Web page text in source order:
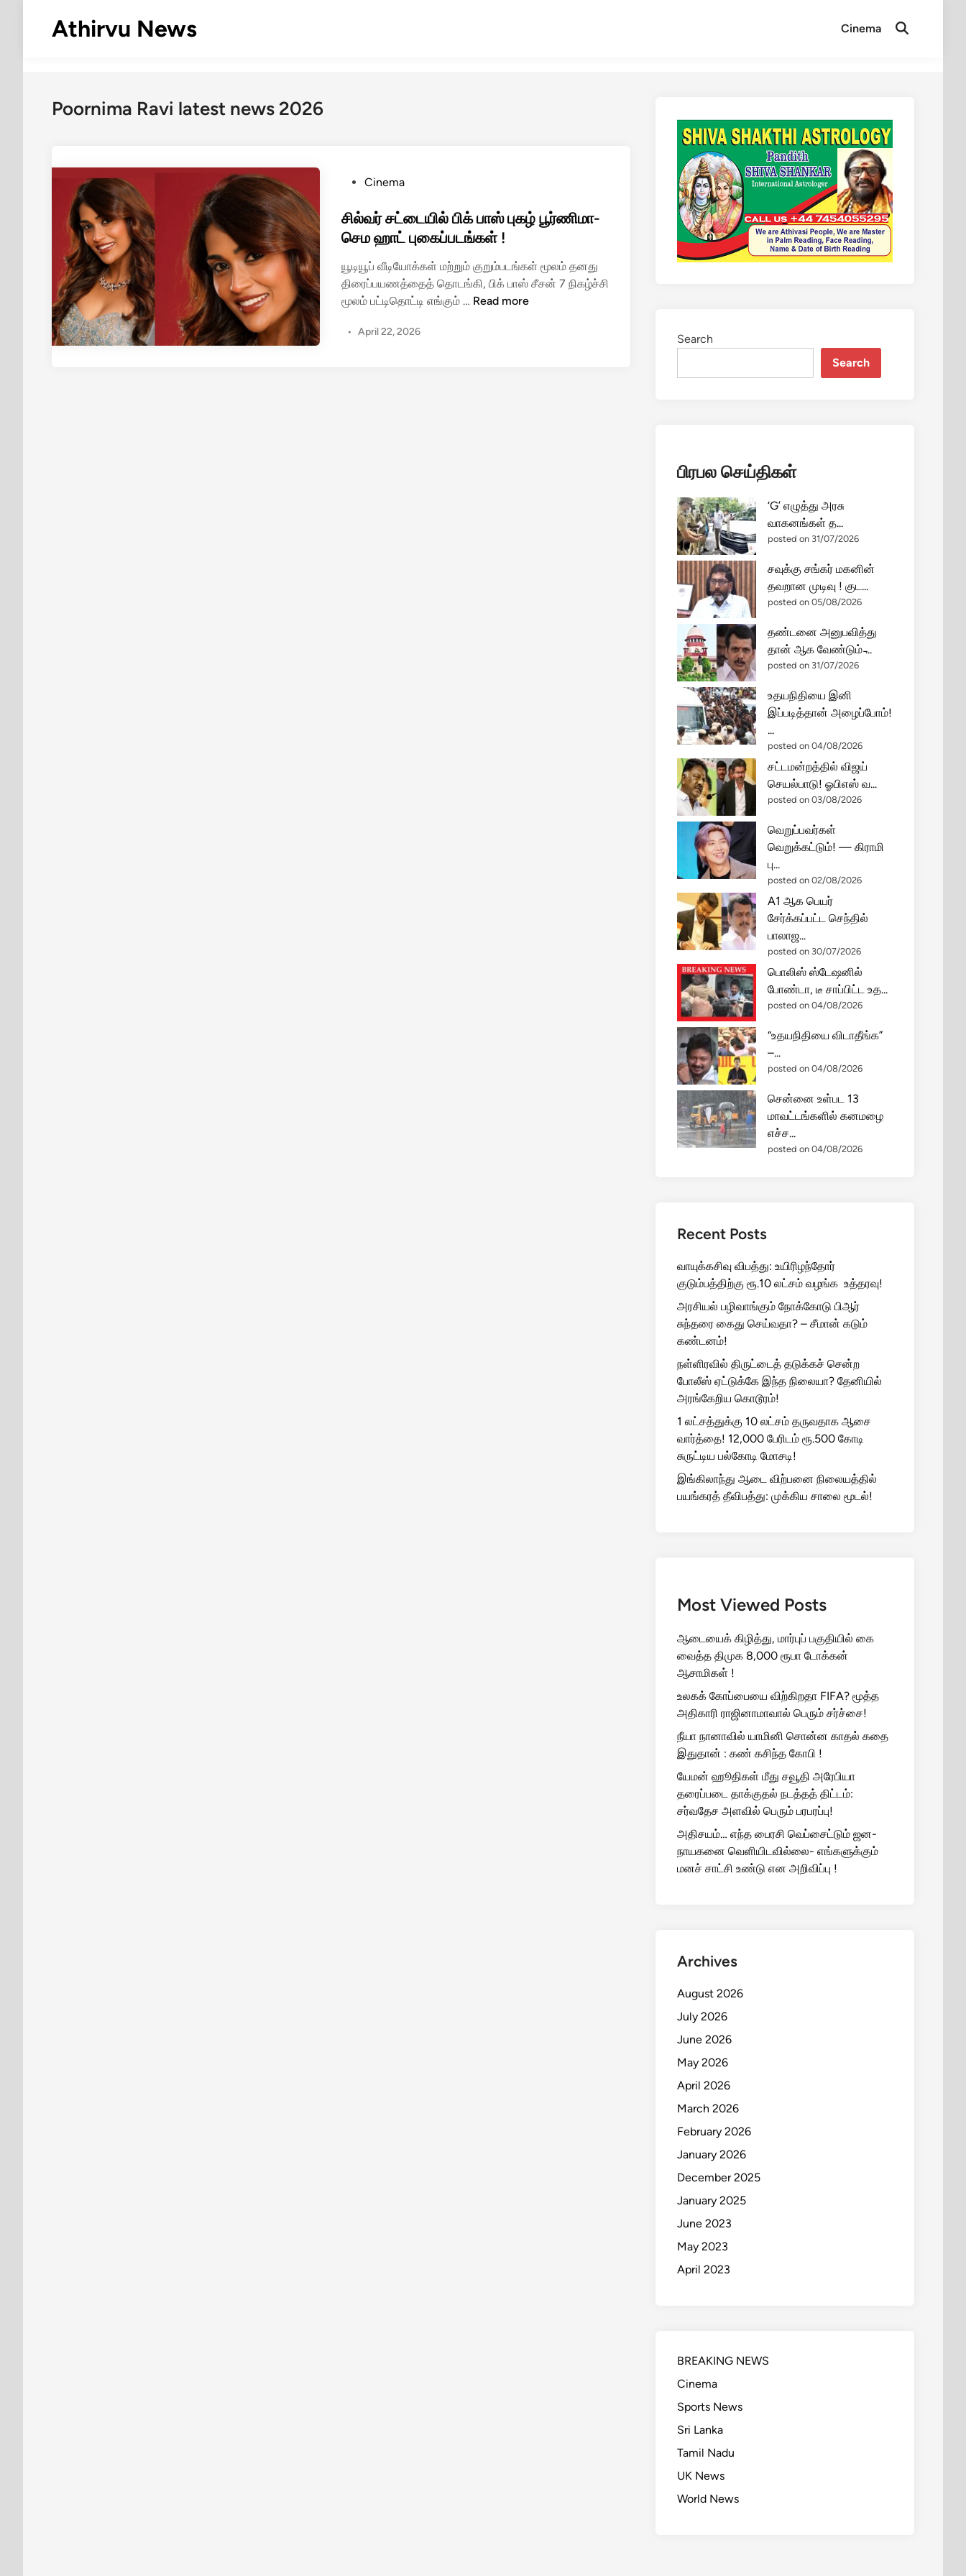
Athirvu News Cinema
Open
Poornima Ravi latest news 2026
s
t
d
i
n
Cinema
சில்வர் சட்டையில் பிக் பாஸ் புகழ் பூர்ணிமா-
செம ஹாட் புகைப்படங்கள் !
யூடியூப் வீடியோக்கள் மற்றும் குறும்படங்கள் மூலம் தனது
திரைப்பயணத்தைத் தொடங்கி, பிக் பாஸ் சீசன் 7 நிகழ்ச்சி
மூலம் பட்டிதொட்டி எங்கும் … சி
Read more
• April 22, 2026
Search
Search
பிரபல செய்திகள்
‘G’ எழுத்து அரசு
வாகனங்கள் த...
posted on 31/07/2026
சவுக்கு சங்கர் மகனின்
தவறான முடிவு ! குட...
posted on 05/08/2026
தண்டனை அனுபவித்து
தான் ஆக வேண்டும் ̵...
posted on 31/07/2026
உதயநிதியை இனி
இப்படித்தான் அழைப்போம்!
...
posted on 04/08/2026
சட்டமன்றத்தில் விஜய்
செயல்பாடு! ஓபிஎஸ் வ...
posted on 03/08/2026
வெறுப்பவர்கள்
வெறுக்கட்டும்! — கிராமி
பு...
posted on 02/08/2026
A1 ஆக பெயர்
சேர்க்கப்பட்ட செந்தில்
பாலாஜ...
posted on 30/07/2026
பொலிஸ் ஸ்டேஷனில்
போண்டா, டீ சாப்பிட்ட உத...
posted on 04/08/2026
“உதயநிதியை விடாதீங்க”
–...
posted on 04/08/2026
சென்னை உள்பட 13
மாவட்டங்களில் கனமழை
எச்ச...
posted on 04/08/2026
Recent Posts
வாயுக்கசிவு விபத்து: உயிரிழந்தோர்
குடும்பத்திற்கு ரூ.10 லட்சம் வழங்க உத்தரவு!
அரசியல் பழிவாங்கும் நோக்கோடு பிஆர்
சுந்தரை கைது செய்வதா? – சீமான் கடும்
கண்டனம்!
நள்ளிரவில் திருட்டைத் தடுக்கச் சென்ற
போலீஸ் ஏட்டுக்கே இந்த நிலையா? தேனியில்
அரங்கேறிய கொடூரம்!
1 லட்சத்துக்கு 10 லட்சம் தருவதாக ஆசை
வார்த்தை! 12,000 பேரிடம் ரூ.500 கோடி
சுருட்டிய பல்கோடி மோசடி!
இங்கிலாந்து ஆடை விற்பனை நிலையத்தில்
பயங்கரத் தீவிபத்து: முக்கிய சாலை மூடல்!
Most Viewed Posts
ஆடையைக் கிழித்து, மார்புப் பகுதியில் கை
வைத்த திமுக 8,000 ரூபா டோக்கன்
ஆசாமிகள் !
உலகக் கோப்பையை விற்கிறதா FIFA? மூத்த
அதிகாரி ராஜினாமாவால் பெரும் சர்ச்சை!
நீயா நானாவில் யாமினி சொன்ன காதல் கதை
இதுதான் : கண் கசிந்த கோபி !
யேமன் ஹூதிகள் மீது சவூதி அரேபியா
தரைப்படை தாக்குதல் நடத்தத் திட்டம்:
சர்வதேச அளவில் பெரும் பரபரப்பு!
அதிசயம்… எந்த பைரசி வெப்சைட்டும் ஜன-
நாயகனை வெளியிடவில்லை- எங்களுக்கும்
மனச் சாட்சி உண்டு என அறிவிப்பு !
Archives
August 2026
July 2026
June 2026
May 2026
April 2026
March 2026
February 2026
January 2026
December 2025
January 2025
June 2023
May 2023
April 2023
BREAKING NEWS
Cinema
Sports News
Sri Lanka
Tamil Nadu
UK News
World News